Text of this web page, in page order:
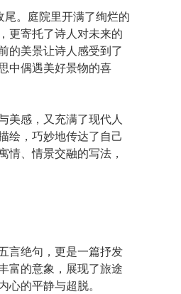
尾。庭院里开满了绚烂的
更寄托了诗人对未来的
的美景让诗人感受到了
中偶遇美好景物的喜
美感，又充满了现代人
绘，巧妙地传达了自己
情、情景交融的写法，
言绝句，更是一篇抒发
富的意象，展现了旅途
的平静与超脱。